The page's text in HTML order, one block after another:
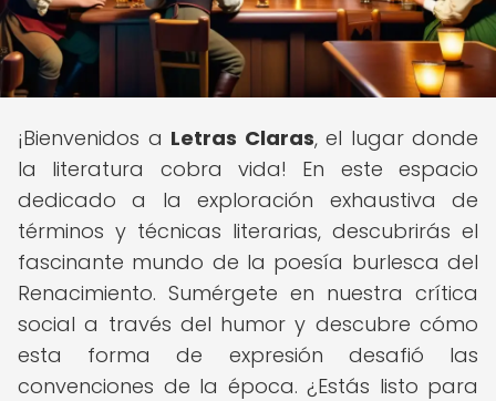
¡Bienvenidos a Letras Claras, el lugar donde
la literatura cobra vida! En este espacio
dedicado a la exploración exhaustiva de
términos y técnicas literarias, descubrirás el
fascinante mundo de la poesía burlesca del
Renacimiento. Sumérgete en nuestra crítica
social a través del humor y descubre cómo
esta forma de expresión desafió las
convenciones de la época. ¿Estás listo para